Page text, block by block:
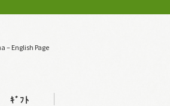
– English Page
ｷﾞﾌﾄ